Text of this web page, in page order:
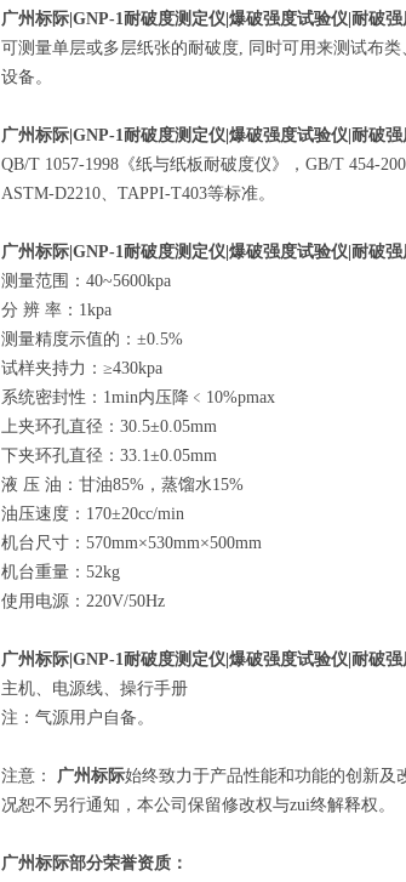
广州标际|GNP-1耐破度测定仪|爆破强度试验仪|耐破
可测量单层或多层纸张的耐破度, 同时可用来测试布
设备。
广州标际|GNP-1耐破度测定仪|爆破强度试验仪|耐破
QB/T 1057-1998《纸与纸板耐破度仪》，GB/T 454-
ASTM-D2210、TAPPI-T403等标准。
广州标际|GNP-1耐破度测定仪|爆破强度试验仪|耐破
测量范围：40~5600kpa
分 辨 率：1kpa
测量精度示值的：±0.5%
试样夹持力：≥430kpa
系统密封性：1min内压降﹤10%pmax
上夹环孔直径：30.5±0.05mm
下夹环孔直径：33.1±0.05mm
液 压 油：甘油85%，蒸馏水15%
油压速度：170±20cc/min
机台尺寸：570mm×530mm×500mm
机台重量：52kg
使用电源：220V/50Hz
广州标际|GNP-1耐破度测定仪|爆破强度试验仪|耐破
主机、电源线、操行手册
注：气源用户自备。
注意： 广州标际始终致力于产品性能和功能的创新及
况恕不另行通知，本公司保留修改权与zui终解释权。
广州标际部分荣誉资质：